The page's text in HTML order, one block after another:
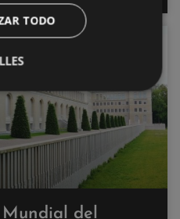
del
TODO